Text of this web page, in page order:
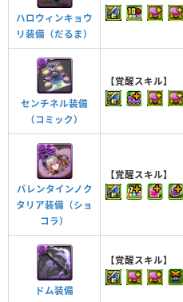
ハロウィンキョウ
リ装備（だるま）
センチネル装備
（コミック）
【覚醒スキル】
バレンタインノク
タリア装備（ショ
コラ）
【覚醒スキル】
ドム装備
【覚醒スキル】